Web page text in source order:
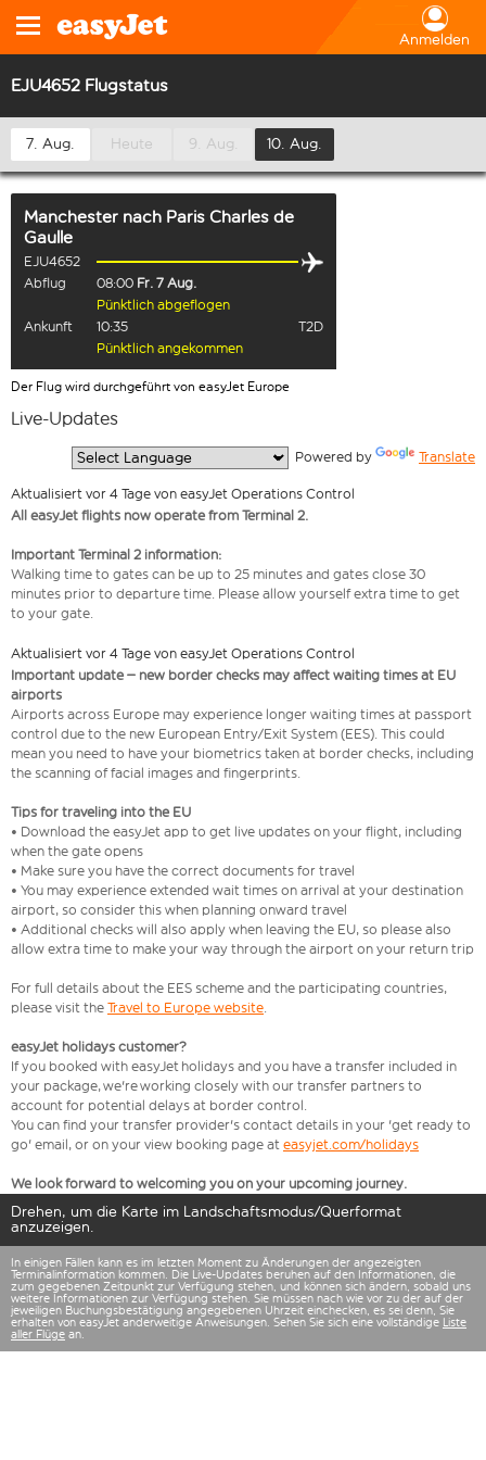
Anmelden
EJU4652 Flugstatus
7. Aug. Heute 9. Aug. 10. Aug.
Manchester nach Paris Charles de
Gaulle
EJU4652
Abflug
08:00 Fr. 7 Aug.
Pünktlich abgeflogen
Ankunft
10:35
T2D
Pünktlich angekommen
Der Flug wird durchgeführt von easyJet Europe
Live-Updates
Powered by Translate
Aktualisiert vor 4 Tage von easyJet Operations Control
All easyJet flights now operate from Terminal 2.
Important Terminal 2 information:
Walking time to gates can be up to 25 minutes and gates close 30
minutes prior to departure time. Please allow yourself extra time to get
to your gate.
Aktualisiert vor 4 Tage von easyJet Operations Control
Important update – new border checks may affect waiting times at EU
airports
Airports across Europe may experience longer waiting times at passport
control due to the new European Entry/Exit System (EES). This could
mean you need to have your biometrics taken at border checks, including
the scanning of facial images and fingerprints.
Tips for traveling into the EU
• Download the easyJet app to get live updates on your flight, including
when the gate opens
• Make sure you have the correct documents for travel
• You may experience extended wait times on arrival at your destination
airport, so consider this when planning onward travel
• Additional checks will also apply when leaving the EU, so please also
allow extra time to make your way through the airport on your return trip
For full details about the EES scheme and the participating countries,
please visit the Travel to Europe website.
easyJet holidays customer?
If you booked with easyJet holidays and you have a transfer included in
your package, we're working closely with our transfer partners to
account for potential delays at border control.
You can find your transfer provider's contact details in your 'get ready to
go' email, or on your view booking page at easyjet.com/holidays
We look forward to welcoming you on your upcoming journey.
Drehen, um die Karte im Landschaftsmodus/Querformat
anzuzeigen.
In einigen Fällen kann es im letzten Moment zu Änderungen der angezeigten
Terminalinformation kommen. Die Live-Updates beruhen auf den Informationen, die
zum gegebenen Zeitpunkt zur Verfügung stehen, und können sich ändern, sobald uns
weitere Informationen zur Verfügung stehen. Sie müssen nach wie vor zu der auf der
jeweiligen Buchungsbestätigung angegebenen Uhrzeit einchecken, es sei denn, Sie
erhalten von easyJet anderweitige Anweisungen. Sehen Sie sich eine vollständige Liste
aller Flüge an.